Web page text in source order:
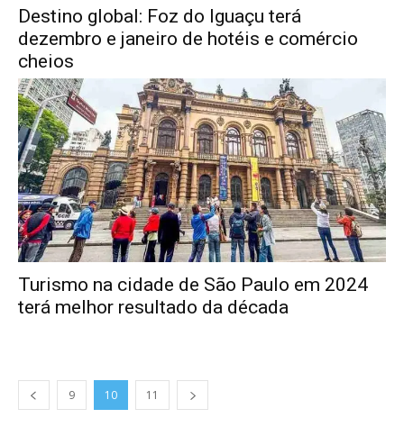
Destino global: Foz do Iguaçu terá
dezembro e janeiro de hotéis e comércio
cheios
Turismo na cidade de São Paulo em 2024
terá melhor resultado da década
9 10 11